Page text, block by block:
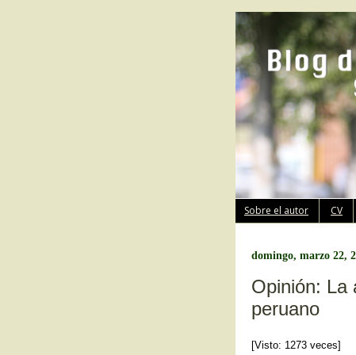
Sobre el autor CV
domingo, marzo 22,
Opinión: La
peruano
[Visto: 1273 veces]